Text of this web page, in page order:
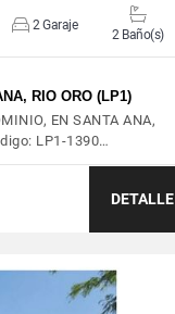
2 Garaje
2 Baño(s)
RIO ORO (LP1)
EN SANTA ANA,
LP1-1390…
DETALLE